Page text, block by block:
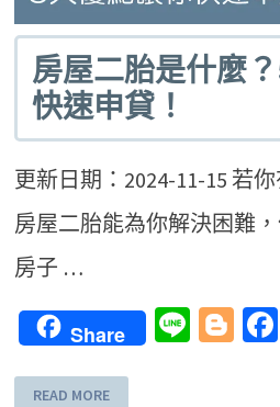
房屋二胎是什麼
快速申貸！
更新日期：2024-11-15 若
房屋二胎能為你解決困難
房子 …
Share Line
READ MORE